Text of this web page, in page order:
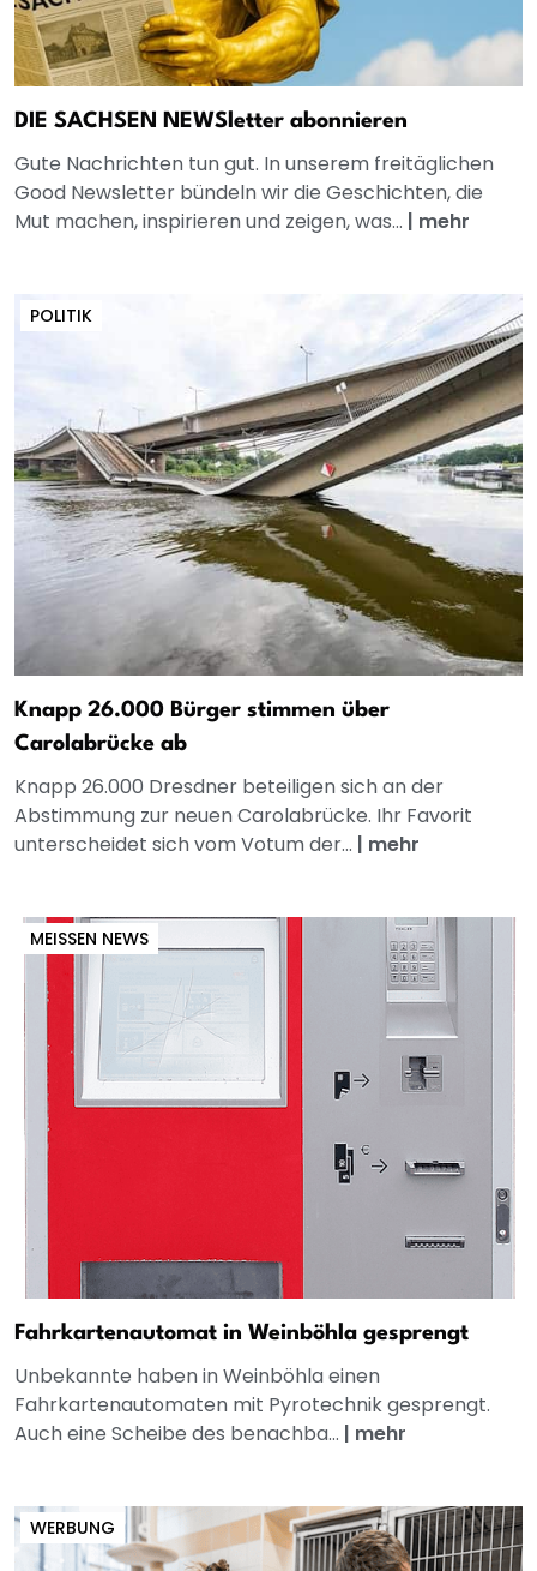
DIE SACHSEN NEWSletter abonnieren
Gute Nachrichten tun gut. In unserem freitäglichen
Good Newsletter bündeln wir die Geschichten, die
Mut machen, inspirieren und zeigen, was... | mehr
POLITIK
Knapp 26.000 Bürger stimmen über
Carolabrücke ab
Knapp 26.000 Dresdner beteiligen sich an der
Abstimmung zur neuen Carolabrücke. Ihr Favorit
unterscheidet sich vom Votum der... | mehr
MEISSEN NEWS
Fahrkartenautomat in Weinböhla gesprengt
Unbekannte haben in Weinböhla einen
Fahrkartenautomaten mit Pyrotechnik gesprengt.
Auch eine Scheibe des benachba... | mehr
WERBUNG